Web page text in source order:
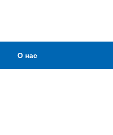
О нас